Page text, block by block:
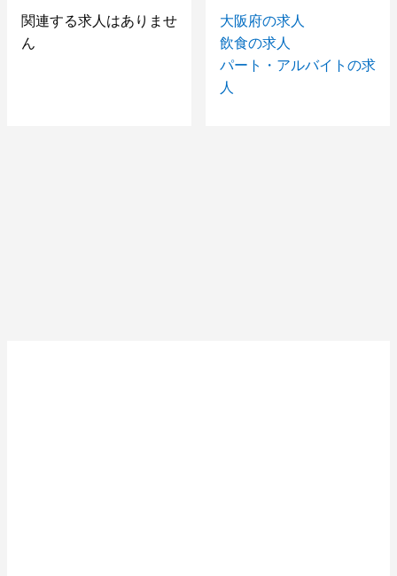
関連する求人はありませ
ん
大阪府の求人
飲食の求人
パート・アルバイトの求
人